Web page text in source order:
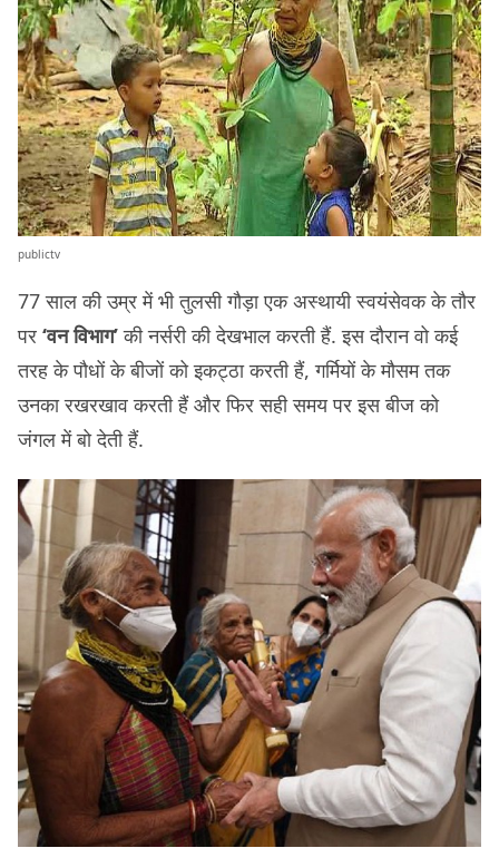
publictv
77 साल की उम्र में भी तुलसी गौड़ा एक अस्थायी स्वयंसेवक के तौर
पर ‘वन विभाग’की नर्सरी की देखभाल करती हैं. इस दौरान वो कई
तरह के पौधों के बीजों को इकट्ठा करती हैं, गर्मियों के मौसम तक
उनका रखरखाव करती हैं और फिर सही समय पर इस बीज को
जंगल में बो देती हैं.